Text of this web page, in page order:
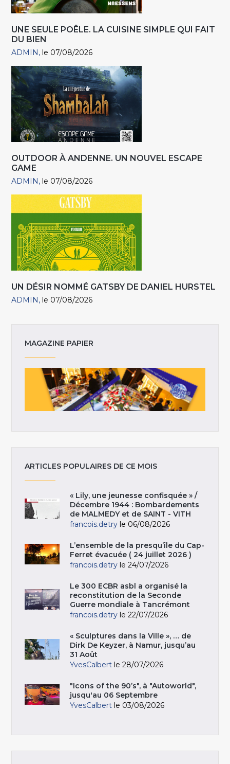
UNE SEULE POÊLE. LA CUISINE SIMPLE QUI FAIT
DU BIEN
ADMIN le 07/08/2026
OUTDOOR À ANDENNE. UN NOUVEL ESCAPE
GAME
ADMIN le 07/08/2026
UN DÉSIR NOMMÉ GATSBY DE DANIEL HURSTEL
ADMIN le 07/08/2026
MAGAZINE PAPIER
ARTICLES POPULAIRES DE CE MOIS
« Lily, une jeunesse confisquée » /
Décembre 1944 : Bombardements
de MALMEDY et de SAINT - VITH
francois.detry le 06/08/2026
L’ensemble de la presqu’île du Cap-
Ferret évacuée ( 24 juillet 2026 )
francois.detry le 24/07/2026
Le 300 ECBR asbl a organisé la
reconstitution de la Seconde
Guerre mondiale à Tancrémont
francois.detry le 22/07/2026
« Sculptures dans la Ville », … de
Dirk De Keyzer, à Namur, jusqu’au
31 Août
YvesCalbert le 28/07/2026
"Icons of the 90’s", à "Autoworld",
jusqu'au 06 Septembre
YvesCalbert le 03/08/2026